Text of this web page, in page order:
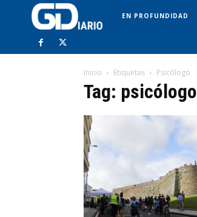
EN PROFUNDIDAD
Inicio Etiquetas Psicólogo
Tag: psicólogo